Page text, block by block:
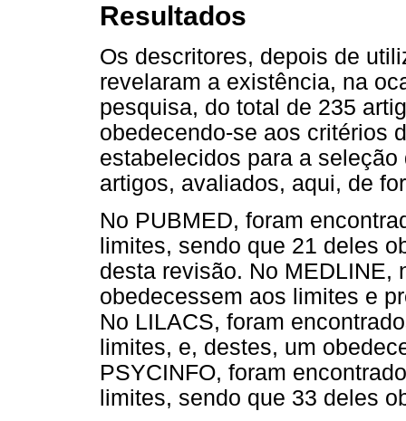
Resultados
Os descritores, depois de
revelaram a existência, na
pesquisa, do total de 235
obedecendo-se aos critérios
estabelecidos para a
artigos, avaliados, aqui, de
No PUBMED, foram
limites, sendo que 21 deles
desta revisão. No MEDLINE,
obedecessem aos limites e
No LILACS, foram
limites, e, destes, um
PSYCINFO, foram
limites, sendo que 33 deles